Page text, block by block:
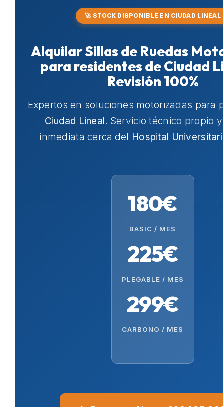
🚀 STOCK DISPONIBLE EN CIUDAD LINEAL
Alquilar Sillas de Ruedas
para residentes de Ciudad
Revisión 100%
Expertos en soluciones motorizadas para
Ciudad Lineal. Servicio técnico propio
inmediata cerca del Hospital
180€
BASIC / MES
225€
PLEGABLE / MES
299€
CARBONO / MES